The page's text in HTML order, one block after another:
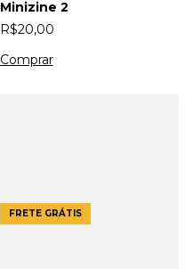
Minizine 2
R$20,00
FRETE GRÁTIS